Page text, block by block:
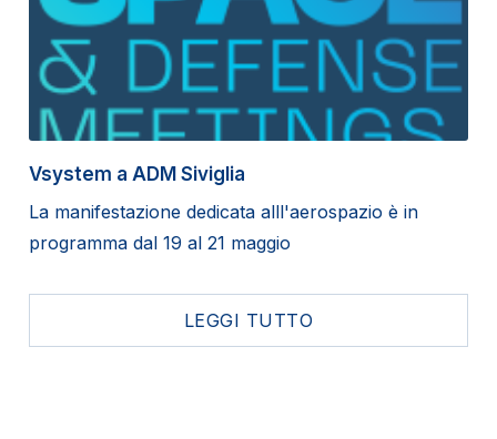
Vsystem a ADM Siviglia
La manifestazione dedicata alll'aerospazio è in
programma dal 19 al 21 maggio
LEGGI TUTTO